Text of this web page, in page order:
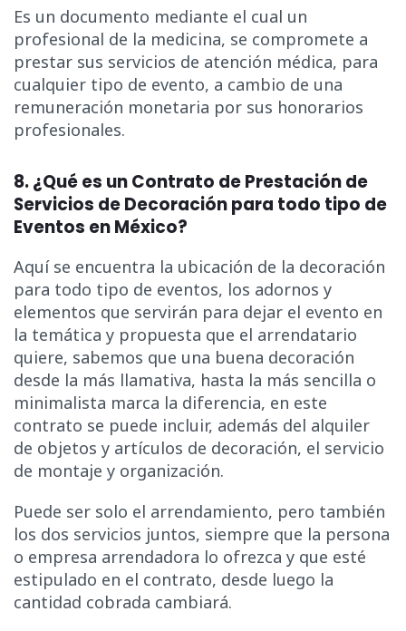
Es un documento mediante el cual un
profesional de la medicina, se compromete a
prestar sus servicios de atención médica, para
cualquier tipo de evento, a cambio de una
remuneración monetaria por sus honorarios
profesionales.
8. ¿Qué es un Contrato de Prestación de
Servicios de Decoración para todo tipo de
Eventos en México?
Aquí se encuentra la ubicación de la decoración
para todo tipo de eventos, los adornos y
elementos que servirán para dejar el evento en
la temática y propuesta que el arrendatario
quiere, sabemos que una buena decoración
desde la más llamativa, hasta la más sencilla o
minimalista marca la diferencia, en este
contrato se puede incluir, además del alquiler
de objetos y artículos de decoración, el servicio
de montaje y organización.
Puede ser solo el arrendamiento, pero también
los dos servicios juntos, siempre que la persona
o empresa arrendadora lo ofrezca y que esté
estipulado en el contrato, desde luego la
cantidad cobrada cambiará.